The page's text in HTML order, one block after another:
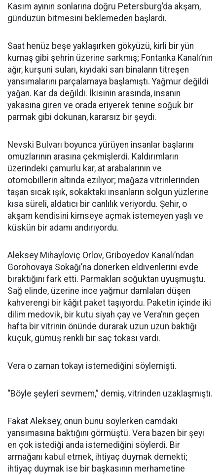
Kasım ayının sonlarına doğru Petersburg’da akşam,
gündüzün bitmesini beklemeden başlardı.
Saat henüz beşe yaklaşırken gökyüzü, kirli bir yün
kumaş gibi şehrin üzerine sarkmış; Fontanka Kanalı’nın
ağır, kurşuni suları, kıyıdaki sarı binaların titreşen
yansımalarını parçalamaya başlamıştı. Yağmur değildi
yağan. Kar da değildi. İkisinin arasında, insanın
yakasına giren ve orada eriyerek tenine soğuk bir
parmak gibi dokunan, kararsız bir şeydi.
Nevski Bulvarı boyunca yürüyen insanlar başlarını
omuzlarının arasına çekmişlerdi. Kaldırımların
üzerindeki çamurlu kar, at arabalarının ve
otomobillerin altında eziliyor; mağaza vitrinlerinden
taşan sıcak ışık, sokaktaki insanların solgun yüzlerine
kısa süreli, aldatıcı bir canlılık veriyordu. Şehir, o
akşam kendisini kimseye açmak istemeyen yaşlı ve
küskün bir adamı andırıyordu.
Aleksey Mihayloviç Orlov, Griboyedov Kanalı’ndan
Gorohovaya Sokağı’na dönerken eldivenlerini evde
bıraktığını fark etti. Parmakları soğuktan uyuşmuştu.
Sağ elinde, üzerine ince yağmur damlaları düşen
kahverengi bir kâğıt paket taşıyordu. Paketin içinde iki
dilim medovik, bir kutu siyah çay ve Vera’nın geçen
hafta bir vitrinin önünde durarak uzun uzun baktığı
küçük, gümüş renkli bir saç tokası vardı.
Vera o zaman tokayı istemediğini söylemişti.
“Böyle şeyleri sevmem,” demiş, vitrinden uzaklaşmıştı.
Fakat Aleksey, onun bunu söylerken camdaki
yansımasına baktığını görmüştü. Vera bazen bir şeyi
en çok istediği anda istemediğini söylerdi. Bir
armağanı kabul etmek, ihtiyaç duymak demekti;
ihtiyaç duymak ise bir başkasının merhametine